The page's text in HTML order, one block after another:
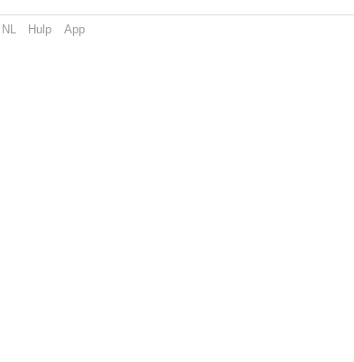
NL Hulp App